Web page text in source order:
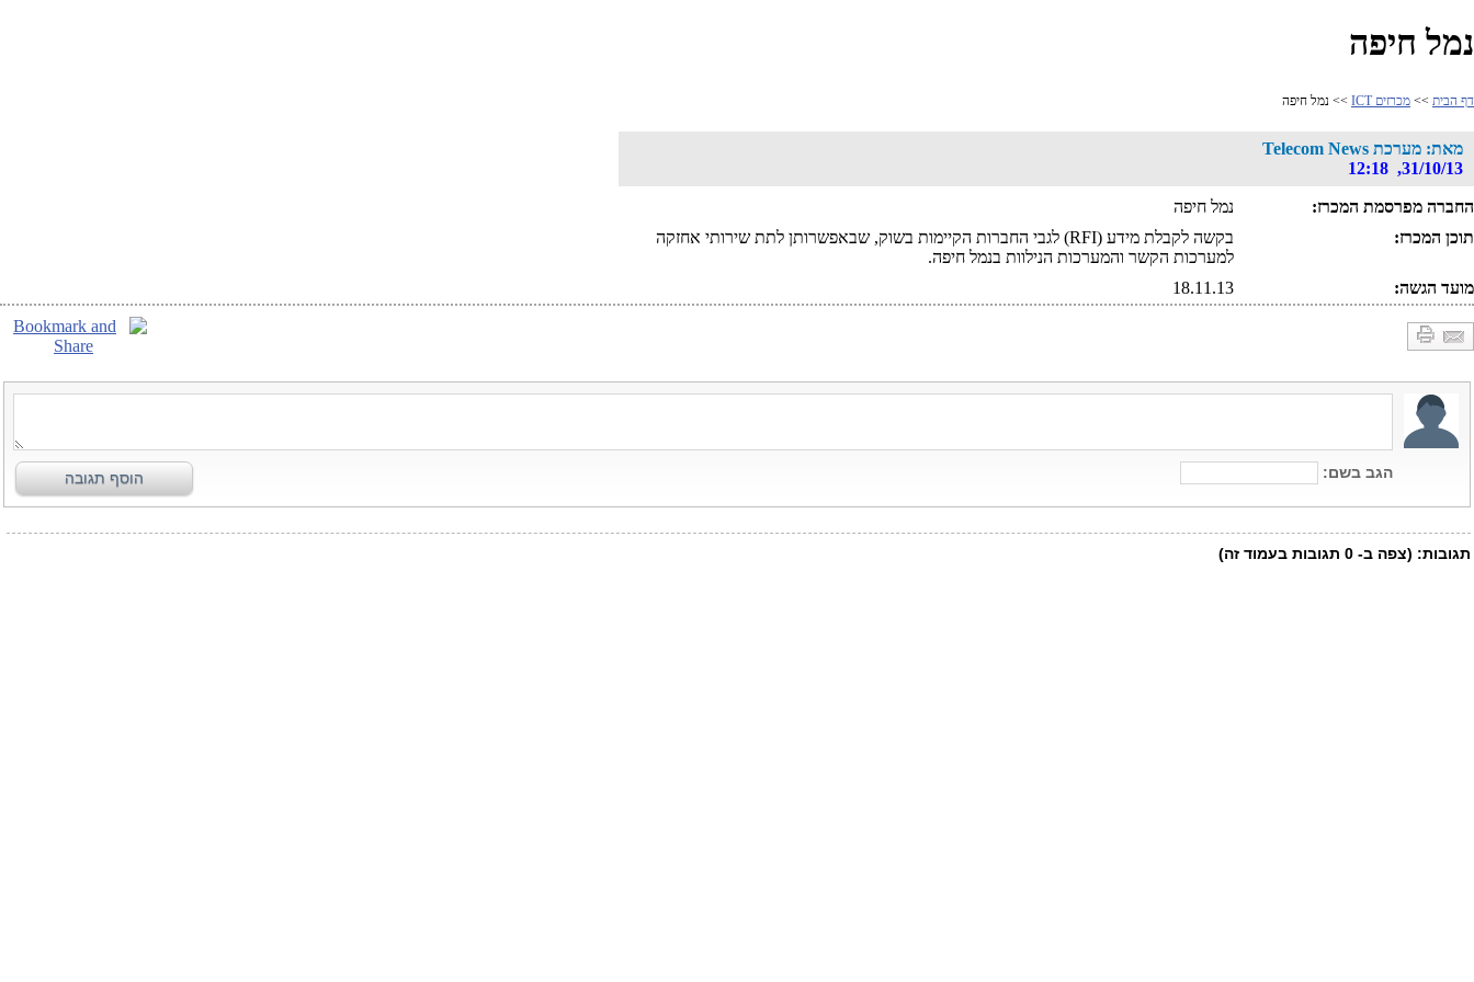
נמל חיפה
דף הבית >> מכרזים ICT >> נמל חיפה
מאת: מערכת Telecom News
31/10/13, 12:18
החברה מפרסמת המכרז:
נמל חיפה
תוכן המכרז:
בקשה לקבלת מידע (RFI) לגבי החברות הקיימות בשוק, שבאפשרותן לתת שירותי אחזקה
למערכות הקשר והמערכות הנילוות בנמל חיפה.
מועד הגשה:
18.11.13